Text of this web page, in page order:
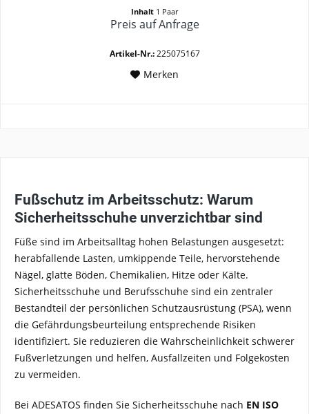
Inhalt 1 Paar
Preis auf Anfrage
Artikel-Nr.:225075167
Merken
Fußschutz im Arbeitsschutz: Warum
Sicherheitsschuhe unverzichtbar sind
Füße sind im Arbeitsalltag hohen Belastungen ausgesetzt:
herabfallende Lasten, umkippende Teile, hervorstehende
Nägel, glatte Böden, Chemikalien, Hitze oder Kälte.
Sicherheitsschuhe und Berufsschuhe sind ein zentraler
Bestandteil der persönlichen Schutzausrüstung (PSA), wenn
die Gefährdungsbeurteilung entsprechende Risiken
identifiziert. Sie reduzieren die Wahrscheinlichkeit schwerer
Fußverletzungen und helfen, Ausfallzeiten und Folgekosten
zu vermeiden.
Bei ADESATOS finden Sie Sicherheitsschuhe nach EN ISO